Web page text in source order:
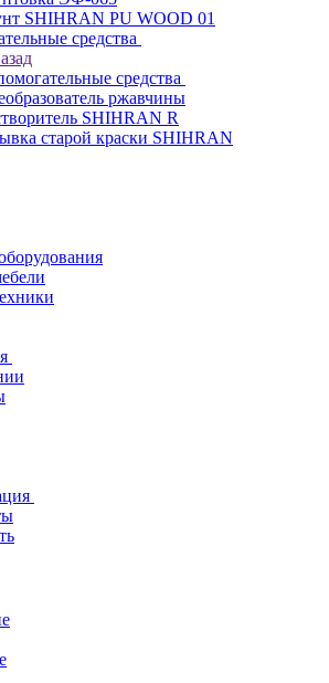
SHIHRAN PU WOOD 01
средства
средства
ржавчины
SHIHRAN R
старой краски SHIHRAN